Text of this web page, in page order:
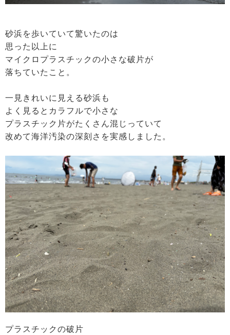
砂浜を歩いていて驚いたのは
思った以上に
マイクロプラスチックの小さな破片が
落ちていたこと。
一見きれいに見える砂浜も
よく見るとカラフルで小さな
プラスチック片がたくさん混じっていて
改めて海洋汚染の深刻さを実感しました。
プラスチックの破片